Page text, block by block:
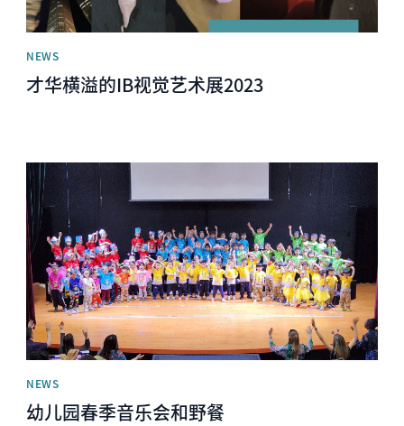
NEWS
才华横溢的IB视觉艺术展2023
News image
NEWS
幼儿园春季音乐会和野餐